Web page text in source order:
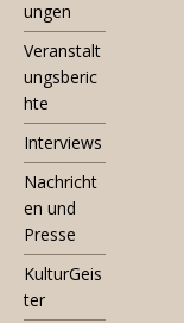
ungen
Veranstalt
ungsberic
hte
Interviews
Nachricht
en und
Presse
KulturGeis
ter